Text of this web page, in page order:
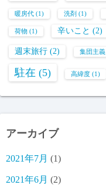
暖房代 (1) 洗剤 (1)
荷物 (1) 辛いこと (2)
週末旅行 (2) 集団主義
駐在 (5) 高緯度 (1)
アーカイブ
2021年7月 (1)
2021年6月 (2)